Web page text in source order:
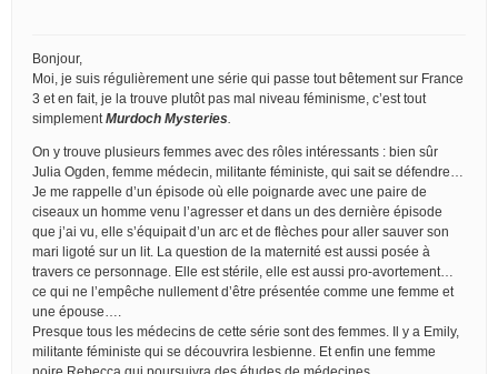
Bonjour,
Moi, je suis régulièrement une série qui passe tout bêtement sur France
3 et en fait, je la trouve plutôt pas mal niveau féminisme, c’est tout
simplement Murdoch Mysteries
On y trouve plusieurs femmes avec des rôles intéressants : bien sûr
Julia Ogden, femme médecin, militante féministe, qui sait se défendre…
Je me rappelle d’un épisode où elle poignarde avec une paire de
ciseaux un homme venu l’agresser et dans un des dernière épisode
que j’ai vu, elle s’équipait d’un arc et de flèches pour aller sauver son
mari ligoté sur un lit. La question de la maternité est aussi posée à
travers ce personnage. Elle est stérile, elle est aussi pro-avortement…
ce qui ne l’empêche nullement d’être présentée comme une femme et
une épouse….
Presque tous les médecins de cette série sont des femmes. Il y a Emily,
militante féministe qui se découvrira lesbienne. Et enfin une femme